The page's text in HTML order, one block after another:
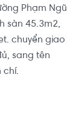
Phạm Ngũ
sàn 45.3m2,
chuyển giao
sang tên
chí.